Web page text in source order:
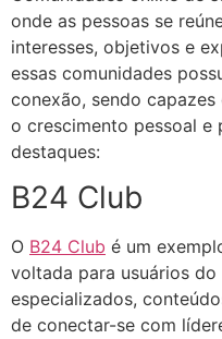
onde as pessoas se
interesses, objetivos e
essas comunidades
conexão, sendo
o crescimento pessoal e
destaques: ​
B24 Club
O B24 Club é um
voltada para usuários
especializados,
de conectar-se com